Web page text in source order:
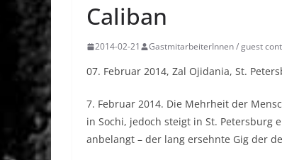
Caliban
2014-02-21 GastmitarbeiterInnen / guest
07. Februar 2014, Zal Ojidania, St.
7. Februar 2014. Die Mehrheit der
in Sochi, jedoch steigt in St. Petersburg
anbelangt – der lang ersehnte Gig der